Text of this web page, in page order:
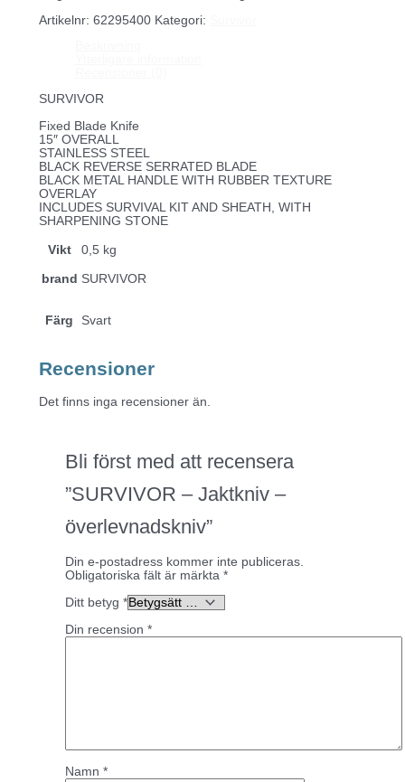
Artikelnr: 62295400 Kategori:
SURVIVOR
Fixed Blade Knife
15″ OVERALL
STAINLESS STEEL
BLACK REVERSE SERRATED BLADE
BLACK METAL HANDLE WITH RUBBER TEXTURE
OVERLAY
INCLUDES SURVIVAL KIT AND SHEATH, WITH
SHARPENING STONE
Vikt 0,5 kg
brand SURVIVOR
Färg Svart
Recensioner
Det finns inga recensioner än.
Bli först med att recensera
”SURVIVOR – Jaktkniv –
överlevnadskniv”
Din e-postadress kommer inte publiceras.
Obligatoriska fält är märkta *
Ditt betyg *
Din recension *
Namn *